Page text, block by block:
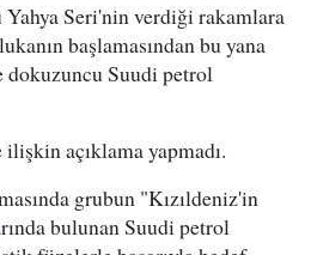
Seri'nin verdiği rakamlara
başlamasından bu yana
dokuzuncu Suudi petrol
açıklama yapmadı.
grubun "Kızıldeniz'in
bulunan Suudi petrol